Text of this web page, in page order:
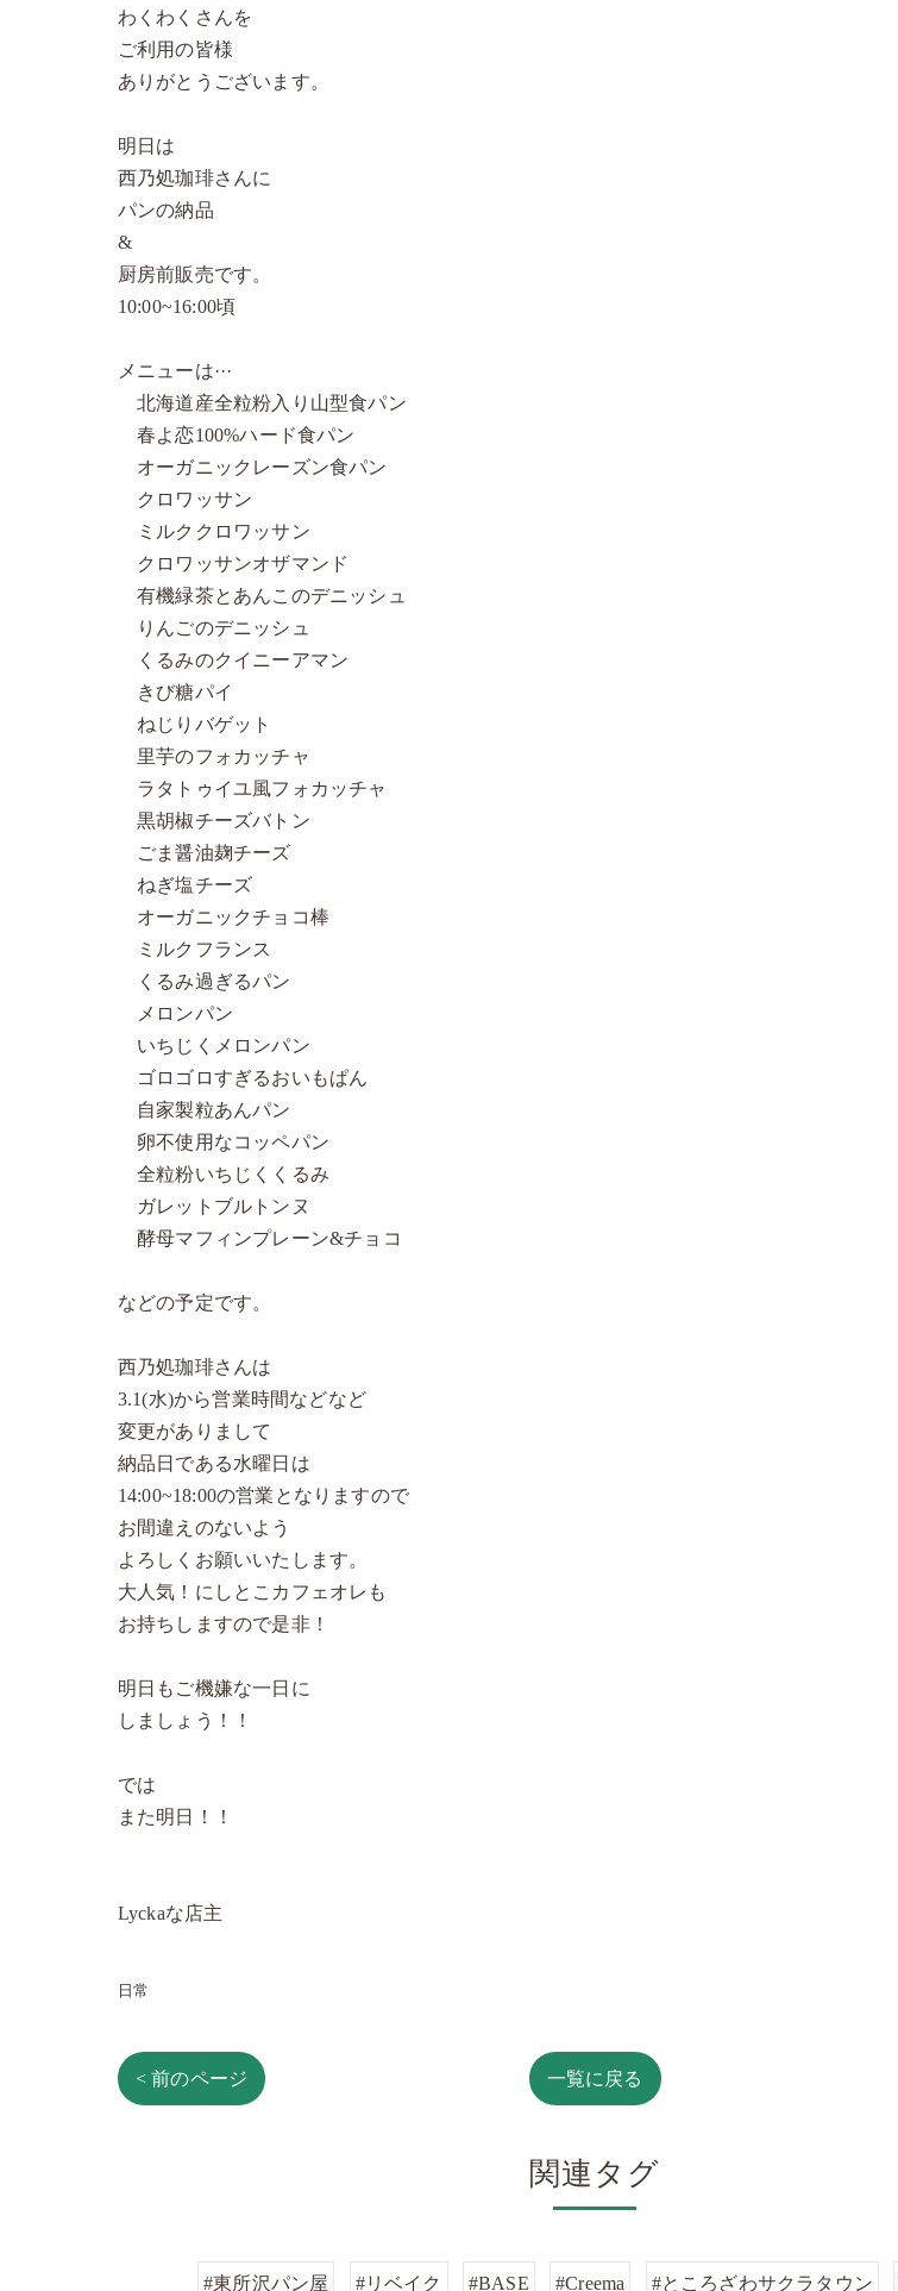
わくわくさんを
ご利用の皆様
ありがとうございます。
明日は
西乃処珈琲さんに
パンの納品
&
厨房前販売です。
10:00~16:00頃
メニューは···
北海道産全粒粉入り山型食パン
春よ恋100%ハード食パン
オーガニックレーズン食パン
クロワッサン
ミルククロワッサン
クロワッサンオザマンド
有機緑茶とあんこのデニッシュ
りんごのデニッシュ
くるみのクイニーアマン
きび糖パイ
ねじりバゲット
里芋のフォカッチャ
ラタトゥイユ風フォカッチャ
黒胡椒チーズバトン
ごま醤油麹チーズ
ねぎ塩チーズ
オーガニックチョコ棒
ミルクフランス
くるみ過ぎるパン
メロンパン
いちじくメロンパン
ゴロゴロすぎるおいもぱん
自家製粒あんパン
卵不使用なコッペパン
全粒粉いちじくくるみ
ガレットブルトンヌ
酵母マフィンプレーン&チョコ
などの予定です。
西乃処珈琲さんは
3.1(水)から営業時間などなど
変更がありまして
納品日である水曜日は
14:00~18:00の営業となりますので
お間違えのないよう
よろしくお願いいたします。
大人気！にしとこカフェオレも
お持ちしますので是非！
明日もご機嫌な一日に
しましょう！！
では
また明日！！
Lyckaな店主
日常
< 前のページ 一覧に戻る
関連タグ
#東所沢パン屋 #リベイク #BASE #Creema #ところざわサクラタウン